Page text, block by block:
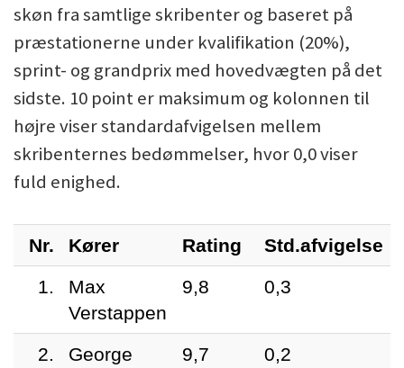
skøn fra samtlige skribenter og baseret på
præstationerne under kvalifikation (20%),
sprint- og grandprix med hovedvægten på det
sidste. 10 point er maksimum og kolonnen til
højre viser standardafvigelsen mellem
skribenternes bedømmelser, hvor 0,0 viser
fuld enighed.
Nr. Kører Rating
Std.afvigelse
1.
Max
Verstappen
9,8 0,3
2.
George
9,7 0,2